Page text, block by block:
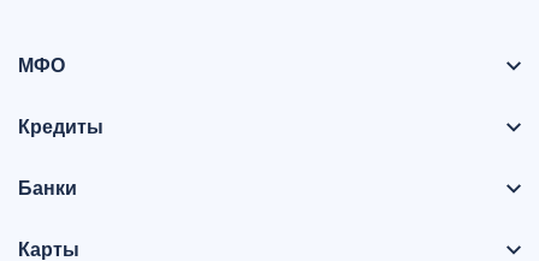
МФО
Кредиты
Банки
Карты